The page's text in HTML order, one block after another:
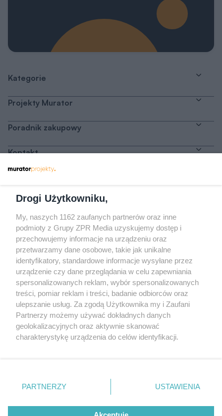
Kategorie
Projekty Murator
Poradnik zakupowy
Kontakt
Odwiedź grupę na Facebooku
Gdybym budował drugi raz - mądry Polak
przed budową
Forum Muratora
Drogi Użytkowniku,
My, naszych 1162 zaufanych partnerów oraz inne
podmioty z Grupy ZPR Media uzyskujemy dostęp i
przechowujemy informacje na urządzeniu oraz
przetwarzamy dane osobowe, takie jak unikalne
identyfikatory, standardowe informacje wysyłane przez
urządzenie czy dane przeglądania w celu zapewniania
spersonalizowanych reklam, wybór spersonalizowanych
treści, pomiar reklam i treści, badanie odbiorców oraz
ulepszanie usług. Za zgodą Użytkownika my i Zaufani
Partnerzy możemy używać dokładnych danych
geolokalizacyjnych oraz aktywnie skanować
charakterystykę urządzenia do celów identyfikacji.
zmienić/wycofać klikając przycisk ustawień prywatności
znajdujący się w lewym dolnym rogu strony
rodzaje przetwarzania danych nie wymagają zgody
PARTNERZY USTAWIENIA